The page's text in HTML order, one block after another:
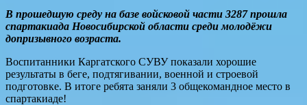
В прошедшую среду на базе войсковой части 3287 прошла
спартакиада Новосибирской области среди молодёжи
допризывного возраста.
Воспитанники Каргатского СУВУ показали хорошие
результаты в беге, подтягивании, военной и строевой
подготовке. В итоге ребята заняли 3 общекомандное место в
спартакиаде!